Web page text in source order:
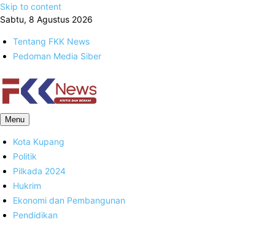
Skip to content
Sabtu, 8 Agustus 2026
Tentang FKK News
Pedoman Media Siber
FKK News
Menu
Kota Kupang
Politik
Pilkada 2024
Hukrim
Ekonomi dan Pembangunan
Pendidikan